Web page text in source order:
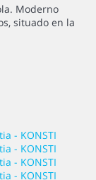
Moderno
situado en la